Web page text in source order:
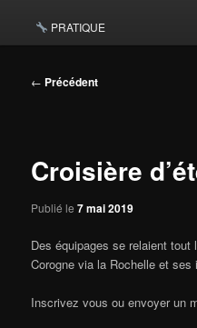
PRATIQUE
Navigation
← Précédent
Croisière
Publié le7 mai 2019
Des équipages se relaient tout
Corogne via la Rochelle et ses
Inscrivez vous ou envoyer un